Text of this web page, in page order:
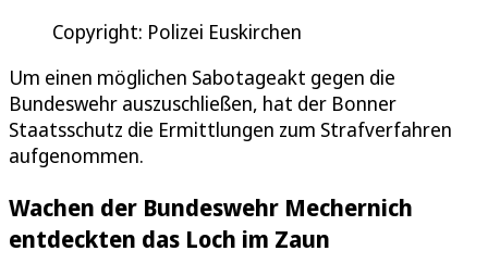
Copyright: Polizei Euskirchen
Um einen möglichen Sabotageakt gegen die
Bundeswehr auszuschließen, hat der Bonner
Staatsschutz die Ermittlungen zum Strafverfahren
aufgenommen.
Wachen der Bundeswehr Mechernich
entdeckten das Loch im Zaun